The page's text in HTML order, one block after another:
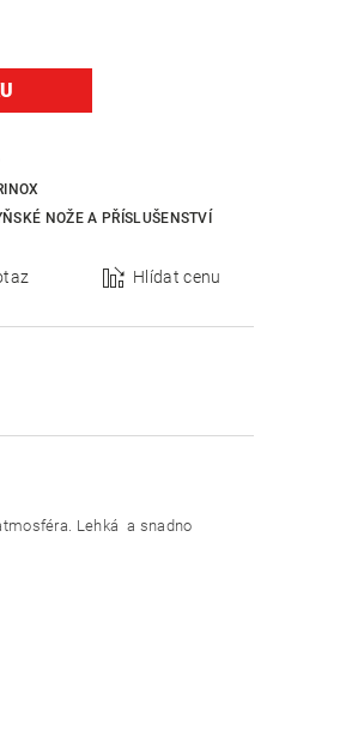
NOŽE A PŘÍSLUŠENSTVÍ
Hlídat cenu
Lehká a snadno